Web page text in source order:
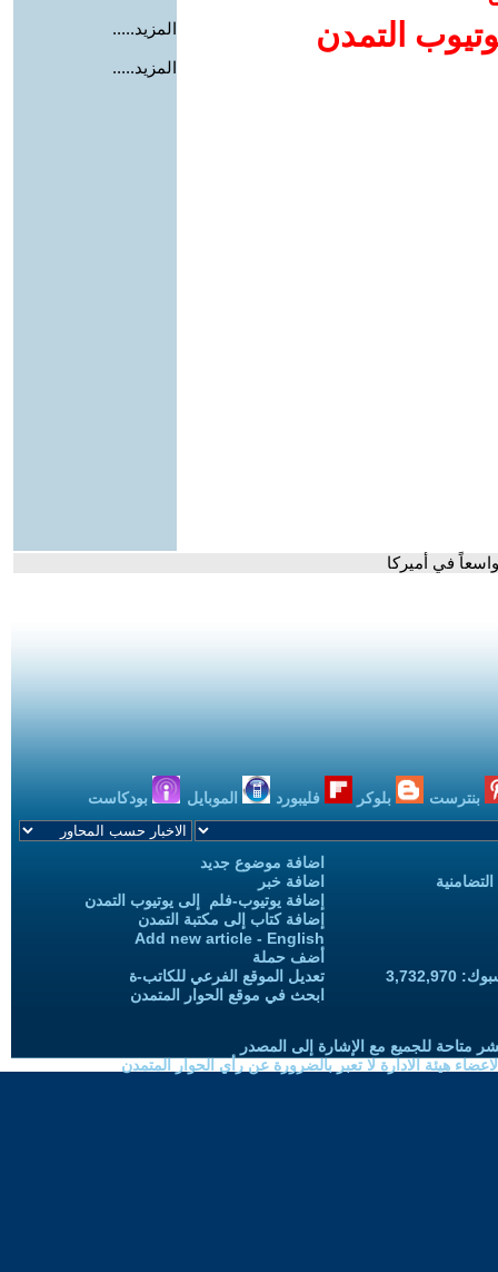
التمدن
المزيد.....
المزيد.....
في أميركا
بنترست بلوكر فليبورد الموبايل بودكاست
اضافة موضوع جديد
اضافة خبر
إضافة يوتيوب-فلم إلى يوتيوب التمدن
إضافة كتاب إلى مكتبة التمدن
Add new article - English
أضف حملة
تعديل الموقع الفرعي للكاتب-ة
ابحث في موقع الحوار المتمدن
متاحة للجميع مع الإشارة إلى المصدر
هيئة الادارة لا تعبر بالضرورة عن رأي الحوار المتمدن